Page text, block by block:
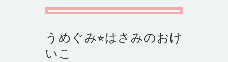
うめぐみ⭐︎はさみのおけ
いこ